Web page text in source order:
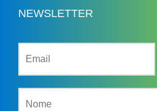
NEWSLETTER